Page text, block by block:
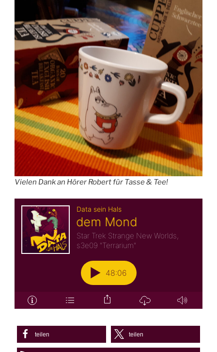
Vielen Dank an Hörer Robert für Tasse & Tee!
teilen teilen